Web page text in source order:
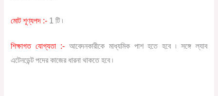
মোট শূণ্যপদ :- 1 টি ৷
শিক্ষাগত যোগ্যতা :- আবেদনকারীকে মাধ্যমিক পাশ হতে হবে ৷ সঙ্গে ল্যাব
এটেনডেন্ট পদের কাজের ধারনা থাকতে হবে ৷